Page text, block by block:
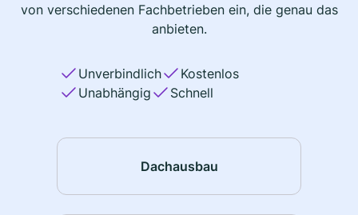
von verschiedenen Fachbetrieben ein, die genau das
anbieten.
Unverbindlich
Kostenlos
Unabhängig
Schnell
Dachausbau